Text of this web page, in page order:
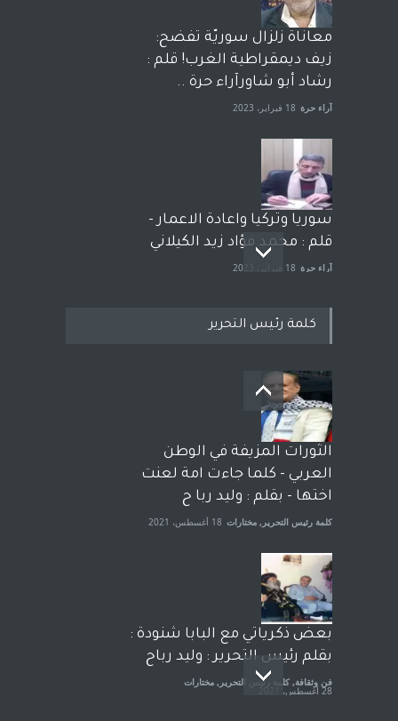
معاناة زلزال سوريّة تفضح:
زيف ديمقراطية الغرب! قلم :
رشاد أبو شاورآراء حرة ..
آراء حرة 18 فبراير، 2023
سوريا وتركيا واعادة الاعمار -
قلم : محمد فؤاد زيد الكيلاني
آراء حرة 18 فبراير، 2023
بعد معارك قضائية طاحنة كتب
وترافع فيها بنفسه مرة اخرى..
الشيخ طارق يوسف يقهر
الحكومة الأمريكية ، فأعطوه
الجنسية عن يد وهم صاغرون،
آراء حرة مختارات 7 أبريل، 2023
كلمة رئيس التحرير
الثورات المزيفة في الوطن
العربي - كلما جاءت امة لعنت
اختها - بقلم : وليد ربا ح
كلمة رئيس التحرير , مختارات 18 أغسطس، 2021
بعض ذكرياتي مع البابا شنودة :
بقلم رئيس التحرير : وليد رباح
فن وثقافة, كلمة رئيس التحرير , مختارات
28 أغسطس، 2021